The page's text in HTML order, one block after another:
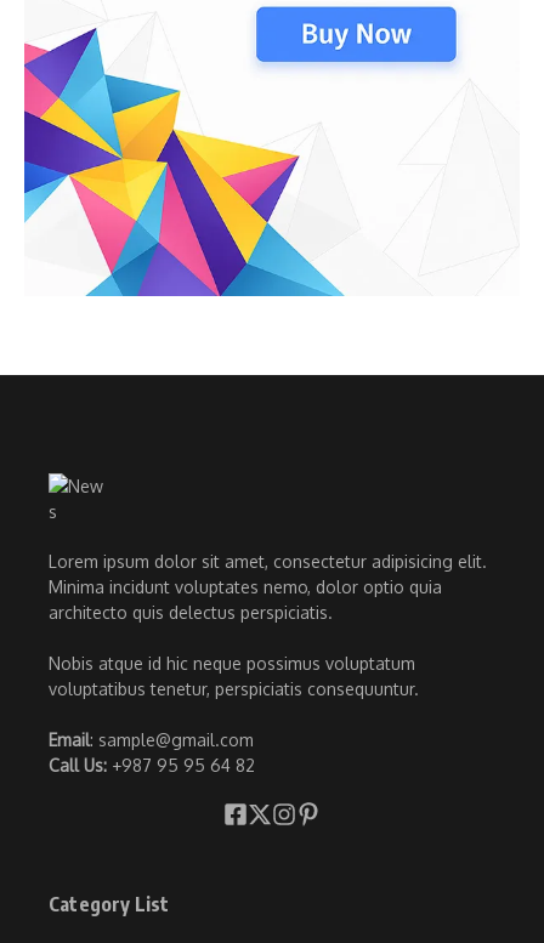
Lorem ipsum dolor sit amet, consectetur adipisicing elit.
Minima incidunt voluptates nemo, dolor optio quia
architecto quis delectus perspiciatis.
Nobis atque id hic neque possimus voluptatum
voluptatibus tenetur, perspiciatis consequuntur.
Email: sample@gmail.com
Call Us: +987 95 95 64 82
Category List